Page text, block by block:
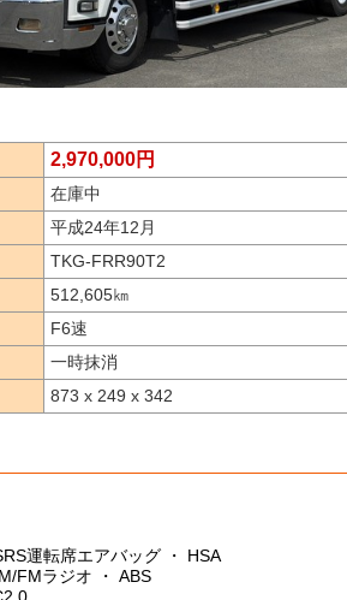
2,970,000円
在庫中
平成24年12月
TKG-FRR90T2
512,605㎞
F6速
一時抹消
873 x 249 x 342
運転席エアバッグ ・ HSA
FMラジオ ・ ABS